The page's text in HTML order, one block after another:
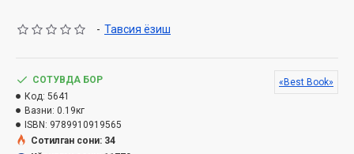
Сана:2025 йил
Ўлчами:84x108 1/32
Муқоваси:
Ўзбекистон Республикаси Дин ишлари бўйича қўмита-нинг
- Тавсия ёзиш
СОТУВДА БОР
Код: 5641
Вазни: 0.19кг
ISBN: 9789910919565
«Best Book»
Сотилган сони: 34